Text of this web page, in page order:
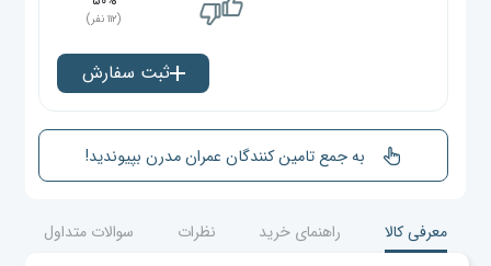
(۱۱۲ نفر)
ثبت سفارش
به جمع تامین کنندگان عمران مدرن بپیوندید!
معرفی کالا راهنمای خرید نظرات سوالات متداول